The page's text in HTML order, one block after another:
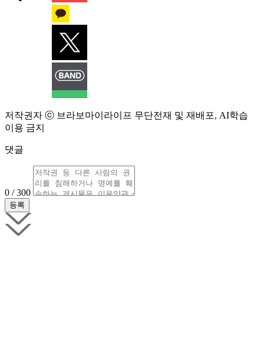
저작권자 ⓒ 브라보마이라이프 무단전재 및 재배포, AI학습
이용 금지
댓글
0 / 300